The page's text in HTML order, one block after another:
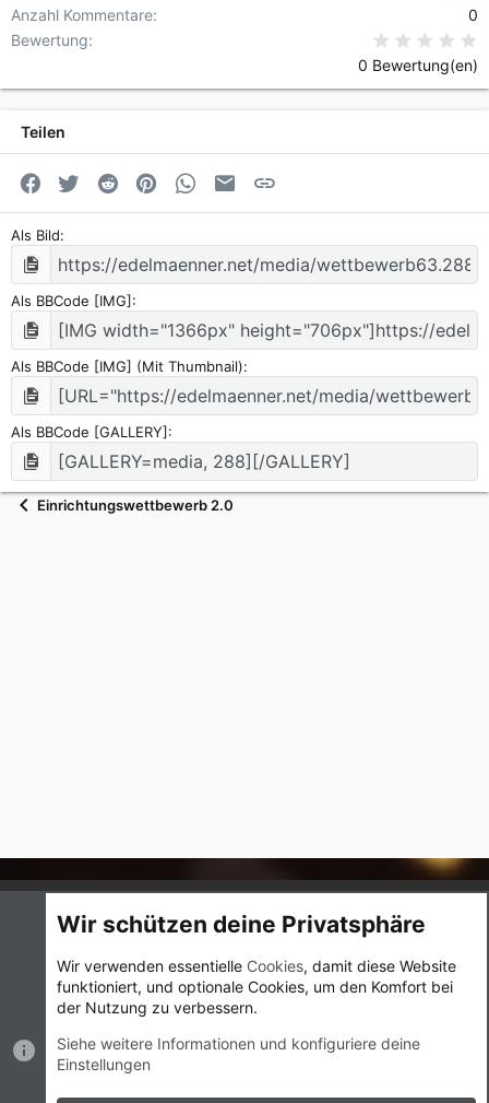
Anzahl Kommentare
0
Bewertung
0 Bewertung(en)
Teilen
Facebook
Twitter Reddit PinterestWhatsApp
E-MailLink
Als Bild
Als BBCode [IMG]
Als BBCode [IMG] (Mit Thumbnail)
Als BBCode [GALLERY]
Einrichtungswettbewerb 2.0
Hilfe und Impressum
R
S
S
by ThemeHouse
Speicher 2.38MB
Wir schützen deine Privatsphäre
Wir verwenden essentielle Cookies, damit diese Website
funktioniert, und optionale Cookies, um den Komfort bei
der Nutzung zu verbessern.
Siehe weitere Informationen und konfiguriere deine
Einstellungen